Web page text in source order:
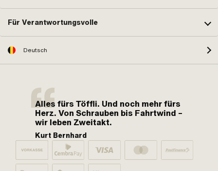
Für Verantwortungsvolle
Deutsch
Alles fürs Töffli. Und noch mehr fürs
Herz. Von Schrauben bis Fahrtwind –
wir leben Zweitakt.
Kurt Bernhard